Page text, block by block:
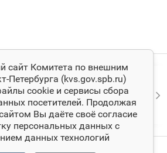
сайт Комитета по внешним
(kvs.gov.spb.ru)
cookie и сервисы сбора
посетителей. Продолжая
Вы даёте своё согласие
персональных данных с
данных технологий